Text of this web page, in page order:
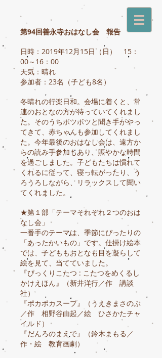
第94回善永寺おはなし会 報告
日時：2019年12月15日（日） 15：
00～16：00
天気：晴れ
参加者：23名（子ども8名）
冬晴れの行楽日和。会場に着くと、常
連のおとなの方が待っていてくれまし
た。そのうちボツボツと聞き手がやっ
てきて、赤ちゃんも参加してくれまし
た。今年最後のおはなし会は、遠方か
らの読み手参加もあり、賑やかな時間
を過ごしました。子どもたちは慣れて
くれるに従って、寝っ転がったり、う
ろうろしながら、リラックスして聞い
てくれました。
★第１部「テーマそれぞれ２つのおは
なし会」
一番手のテーマは、季節にぴったりの
「あったかいもの」です。仕掛け絵本
では、子どももおとなも目を凝らして
絵を見て、当てていました。
『びっくりこたつ : こたつをめくるし
かけえほん』（新井洋行／作 講談
社）
『ポカポカスープ』（うえきまさのぶ
／作 相野谷由起／絵 ひさかたチャ
イルド）
『だんろのまえで』（鈴木まもる／
作・絵 教育画劇）